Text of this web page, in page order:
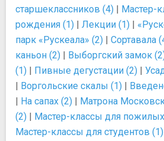
старшеклассников (4) | Мастер-
рождения (1) | Лекции (1) |
парк «Рускеала» (2) | Сортавала
каньон (2) | Выборгский замок
(1) | Пивные дегустации (2) |
| Воргольские скалы (1) |
| На сапах (2) | Матрона
(2) | Мастер-классы для
Мастер-классы для студентов (1)